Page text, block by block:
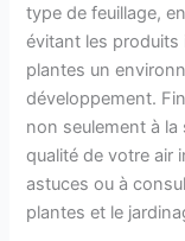
type de feuillage,
évitant les
plantes un
développement.
non seulement à
qualité de votre air
astuces ou à
plantes et le